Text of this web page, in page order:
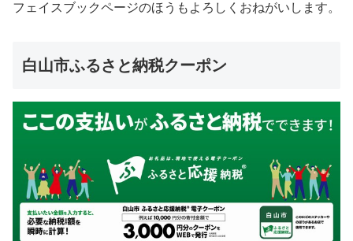
フェイスブックページのほうもよろしくおねがいします。
白山市ふるさと納税クーポン